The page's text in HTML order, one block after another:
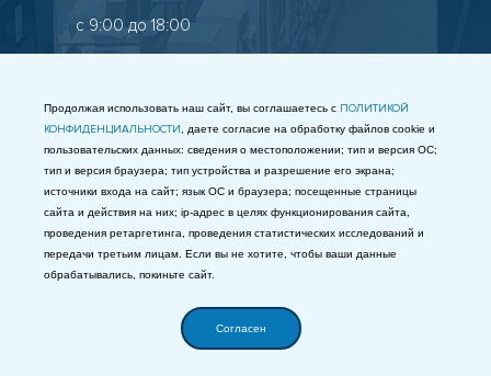
Продолжая использовать наш сайт, вы соглашаетесь с ПОЛИТИКОЙ
КОНФИДЕНЦИАЛЬНОСТИ , даете согласие на обработку файлов cookie и
пользовательских данных: сведения о местоположении; тип и версия ОС;
тип и версия браузера; тип устройства и разрешение его экрана;
источники входа на сайт; язык ОС и браузера; посещенные страницы
сайта и действия на них; ip-адрес в целях функционирования сайта,
проведения ретаргетинга, проведения статистических исследований и
передачи третьим лицам. Если вы не хотите, чтобы ваши данные
обрабатывались, покиньте сайт.
Согласен
с 9:00 до 18:00
Старокалужское шоссе, 65
info@gostest.com
Таможенный союз
МЫ В СОЦСЕТЯХ